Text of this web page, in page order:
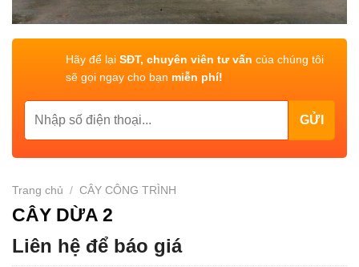
Hãy để lại SĐT, chuyên viên tư vấn của chúng tôi
sẽ gọi ngay cho bạn miễn phí!
Trang chủ / CÂY CÔNG TRÌNH
CÂY DỪA 2
Liên hệ để báo giá